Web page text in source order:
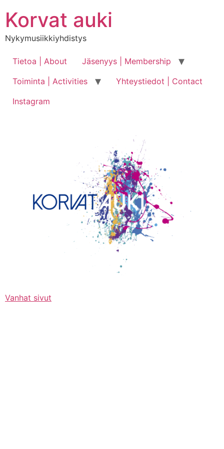
content
Korvat auki
Nykymusiikkiyhdistys
Tietoa | About
Jäsenyys | Membership
Toiminta | Activities
Yhteystiedot | Contact
Instagram
Vanhat sivut